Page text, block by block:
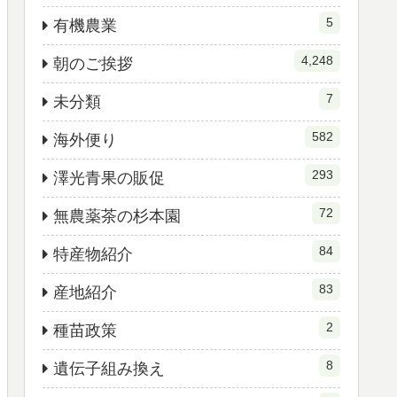
有機農業 5
朝のご挨拶 4,248
未分類 7
海外便り 582
澤光青果の販促 293
無農薬茶の杉本園 72
特産物紹介 84
産地紹介 83
種苗政策 2
遺伝子組み換え 8